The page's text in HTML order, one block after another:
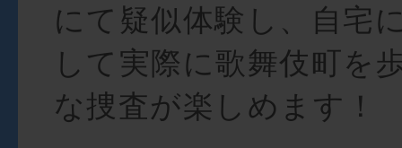
にて疑似体験し、自宅
して実際に歌舞伎町を
な捜査が楽しめます！